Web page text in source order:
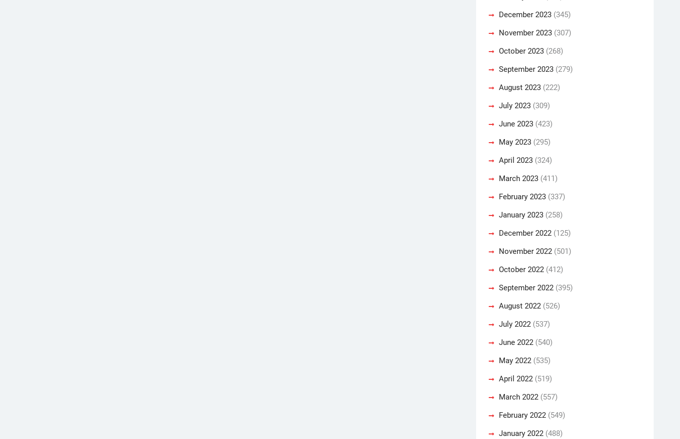
December 2023 (345)
November 2023 (307)
October 2023 (268)
September 2023 (279)
August 2023 (222)
July 2023 (309)
June 2023 (423)
May 2023 (295)
April 2023 (324)
March 2023 (411)
February 2023 (337)
January 2023 (258)
December 2022 (125)
November 2022 (501)
October 2022 (412)
September 2022 (395)
August 2022 (526)
July 2022 (537)
June 2022 (540)
May 2022 (535)
April 2022 (519)
March 2022 (557)
February 2022 (549)
January 2022 (488)